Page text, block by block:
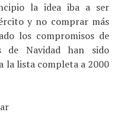
la idea iba a ser
y no comprar más
los compromisos de
de Navidad han sido
la lista completa a 2000